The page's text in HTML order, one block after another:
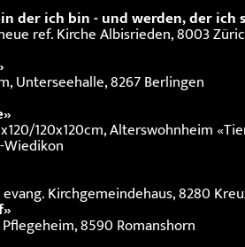
der ich bin - und werden, der ich
ref. Kirche Albisrieden, 8003
Unterseehalle, 8267 Berlingen
120x120cm, Alterswohnheim
Kirchgemeindehaus, 8280
8590 Romanshorn